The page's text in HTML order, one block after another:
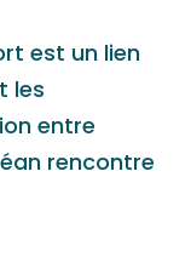
est un lien
les
entre
rencontre